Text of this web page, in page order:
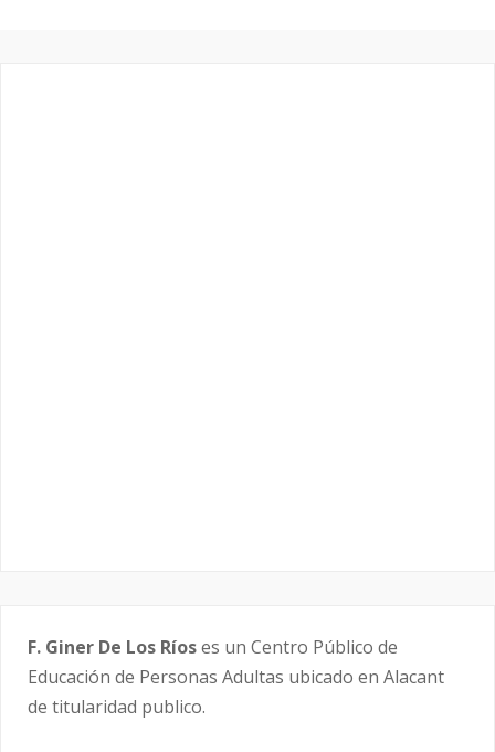
F. Giner De Los Ríoses un Centro Público de
Educación de Personas Adultas ubicado en Alacant
de titularidad publico.